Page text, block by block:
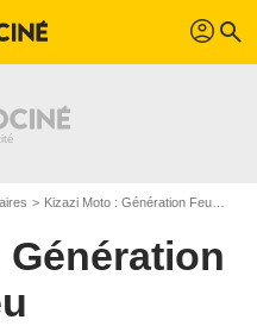
profil search
Kizazi Moto : Génération Feu